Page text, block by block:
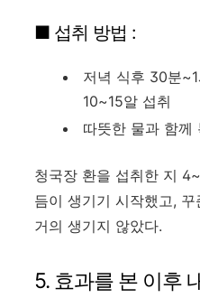
■ 섭취 방법 :
저녁 식후 30분
10~15알 섭취
따뜻한 물과 함께
청국장 환을 섭취한 지
듬이 생기기 시작했고,
거의 생기지 않았다.
5. 효과를 본 이후